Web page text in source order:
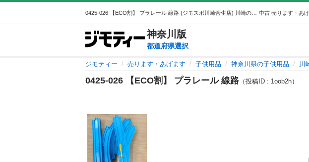
中古 売ります・あ
神奈川 版
都道府県選択
ジモティー 売ります・あげます 子供用品 神奈川県の子供用品 川
0425-026 【ECO割】 プラレール 線路 （投稿ID : 1oob2h）